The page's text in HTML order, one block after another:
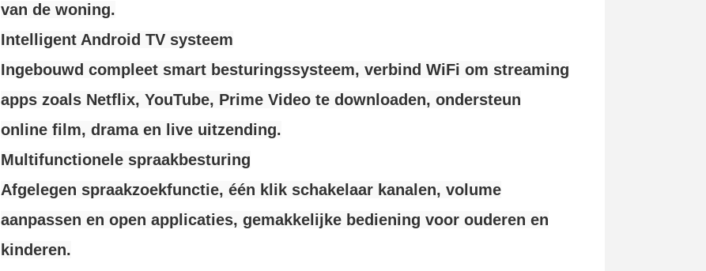
van de woning.
Intelligent Android TV systeem
Ingebouwd compleet smart besturingssysteem, verbind WiFi om streaming
apps zoals Netflix, YouTube, Prime Video te downloaden, ondersteun
online film, drama en live uitzending.
Multifunctionele spraakbesturing
Afgelegen spraakzoekfunctie, één klik schakelaar kanalen, volume
aanpassen en open applicaties, gemakkelijke bediening voor ouderen en
kinderen.